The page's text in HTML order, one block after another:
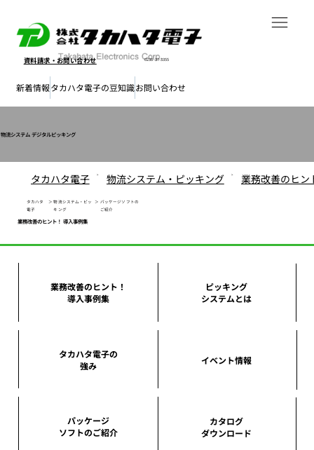
資料請求・ お問い合わせ 0238-37-3355
新着情報タカハタ電子の豆知識お問い合わせ
物流システム デジタルピッキング
タカハタ電子 > 物流システム・ピッキング > 業務改善のヒン
タカハタ
電子
＞ 物流システム・ピッ
キング
＞ パッケージソフトの
ご紹介
業務改善のヒント！ 導入事例集
業務改善のヒント！
導入事例集
ピッキング
システムとは
タカハタ電子の
強み
イベント情報
パッケージ
ソフトのご紹介
カタログ
ダウンロード